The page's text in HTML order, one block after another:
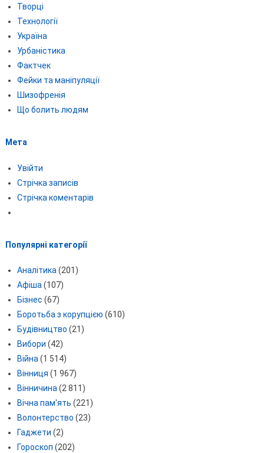
Творці
Технології
Україна
Урбаністика
Фактчек
Фейки та маніпуляції
Шизофренія
Що болить людям
Мета
Увійти
Стрічка записів
Стрічка коментарів
Популярні категорії
Аналітика (201)
Афіша (107)
Бізнес (67)
Боротьба з корупцією (610)
Будівництво (21)
Вибори (42)
Війна (1 514)
Вінниця (1 967)
Вінничина (2 811)
Вічна пам'ять (221)
Волонтерство (23)
Гаджети (2)
Гороскоп (202)